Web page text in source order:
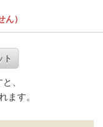
）
ト
、
ます。